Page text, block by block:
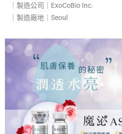
｜製造公司｜ExoCoBio Inc.​
｜製造廠地｜Seoul